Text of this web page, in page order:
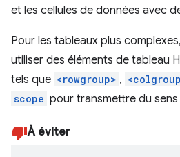
et les cellules de données avec
Pour les tableaux plus
utiliser des éléments de tableau
tels que <rowgroup> ,
scope pour transmettre du
À éviter